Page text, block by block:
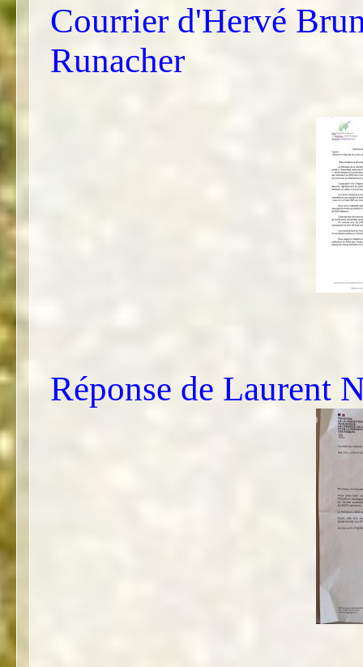
Courrier d'Hervé
Runacher
Réponse de Laurent